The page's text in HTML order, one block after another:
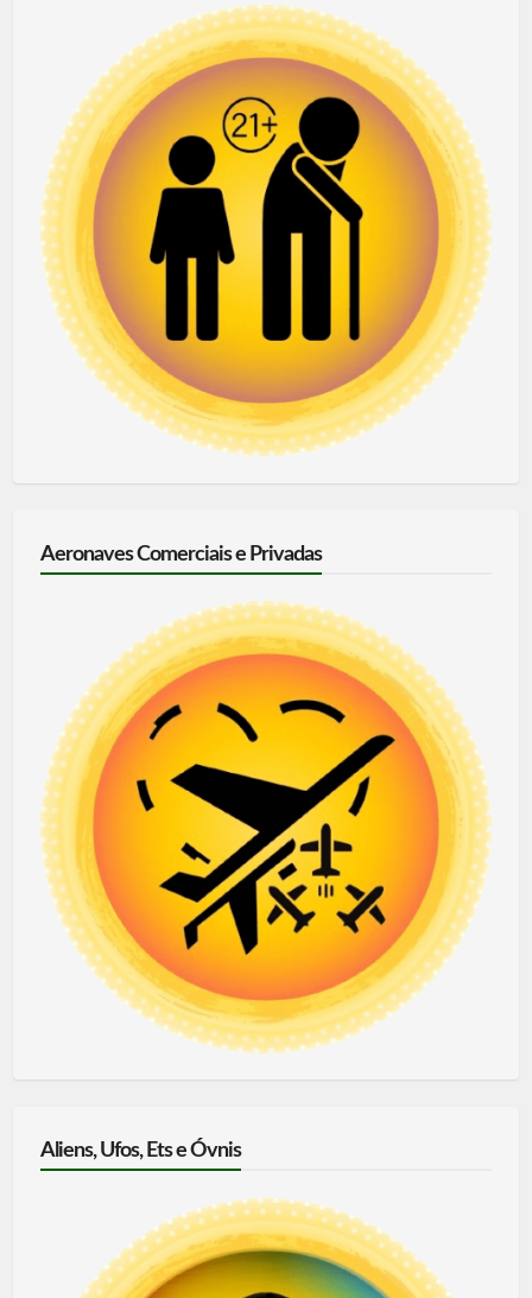
Aeronaves Comerciais e Privadas
Aliens, Ufos, Ets e Óvnis